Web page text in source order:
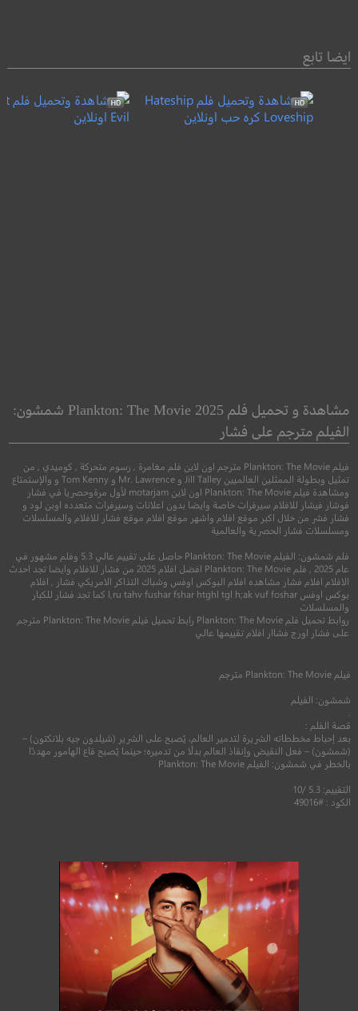
ايضا تابع
كره حب
6.2
6.7
مشاهدة و تحميل فلم Plankton: The Movie 2025 شمشون:
الفيلم مترجم على فشار
فيلم Plankton: The Movie مترجم اون لاين فلم مغامرة , رسوم متحركة , كوميدي , من
تمثيل وبطولة الممثلين العالميين Jill Talley و Mr. Lawrence و Tom Kenny و والإستمتاع
ومشاهدة فيلم Plankton: The Movie اون لاين motarjam لأول مرةوحصريا في فشار
فوشار فيشار للافلام سيرفرات خاصة وايضا بدون اعلانات وسيرفرات متعدده اوبن لود و
فشار فشر من خلال اكبر موقع افلام واشهر موقع افلام موقع فشار للافلام والمسلسلات
ومسلسلات فشار الحصرية والعالمية
فلم شمشون: الفيلم Plankton: The Movie حاصل على تقييم عالي 5.3 وفلم مشهور في
عام 2025 , فلم Plankton: The Movie افضل افلام 2025 من فشار للافلام وايضا تجد احدث
الافلام افلام فشار مشاهده افلام البوكس اوفس وشباك التذاكر الامريكي فشار , افلام
بوكس اوفس l,ru tahv fushar fshar htghl tgl h;ak vuf foshar كما تجد فشار للكبار
والمسلسلات
روابط تحميل فلم Plankton: The Movie رابط تحميل فيلم Plankton: The Movie مترجم
على فشار اورج فشاار افلام تقييمها عالي
فيلم Plankton: The Movie مترجم
شمشون: الفيلم
قصة الفلم :
بعد إحباط مخططاته الشريرة لتدمير العالم، يُصبح على الشرير (شيلدون جيه بلانكتون) –
(شمشون) – فعل النقيض وإنقاذ العالم بدلًا من تدميره؛ حينما يُصبح قاع الهامور مهددًا
بالخطر في شمشون: الفيلم Plankton: The Movie
التقييم: 5.3 /10
الكود : #49016